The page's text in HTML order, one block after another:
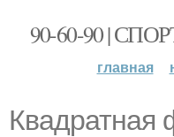
90-60-90 |
главная
Квадратная